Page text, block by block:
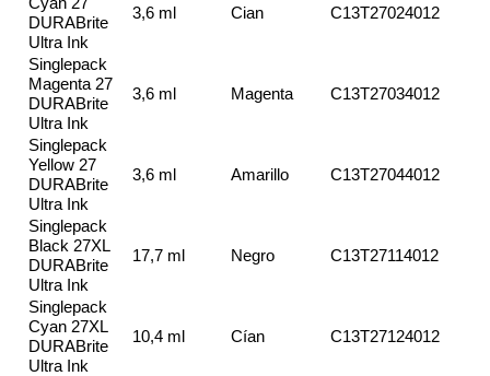
DURABrite
Ultra Ink
3,6 ml Cian C13T27024012
Singlepack
Magenta 27
DURABrite
Ultra Ink
3,6 ml Magenta C13T27034012
Singlepack
Yellow 27
DURABrite
Ultra Ink
3,6 ml Amarillo C13T27044012
Singlepack
Black 27XL
DURABrite
Ultra Ink
17,7 ml Negro C13T27114012
Singlepack
Cyan 27XL
DURABrite
Ultra Ink
10,4 ml Cían C13T27124012